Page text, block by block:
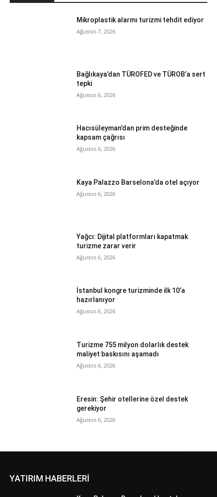
Mikroplastik alarmı turizmi tehdit ediyor
Ağustos 7, 2026
Bağlıkaya’dan TÜROFED ve TÜROB’a sert
tepki
Ağustos 6, 2026
Hacısüleyman’dan prim desteğinde
kapsam çağrısı
Ağustos 6, 2026
Kaya Palazzo Barselona’da otel açıyor
Ağustos 6, 2026
Yağcı: Dijital platformları kapatmak
turizme zarar verir
Ağustos 6, 2026
İstanbul kongre turizminde ilk 10’a
hazırlanıyor
Ağustos 6, 2026
Turizme 755 milyon dolarlık destek
maliyet baskısını aşamadı
Ağustos 6, 2026
Eresin: Şehir otellerine özel destek
gerekiyor
Ağustos 6, 2026
YATIRIM HABERLERİ